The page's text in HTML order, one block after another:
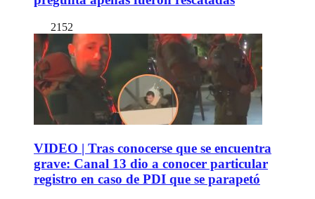
2152
VIDEO | Tras conocerse que se encuentra
grave: Canal 13 dio a conocer particular
registro en caso de PDI que se parapetó